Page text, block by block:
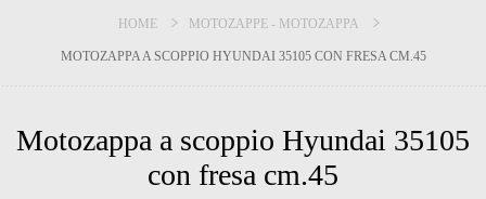
HOME MOTOZAPPE - MOTOZAPPA
MOTOZAPPA A SCOPPIO HYUNDAI 35105 CON FRESA CM.45
Motozappa a scoppio Hyundai 35105
con fresa cm.45